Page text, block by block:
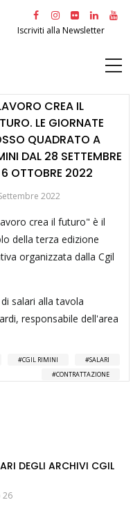
Iscriviti alla Newsletter
CREA IL
LE GIORNATE
QUADRATO A
DAL 28 SETTEMBRE
OTTOBRE 2022
2022
crea il futuro" è il
della terza edizione
organizzata dalla Cgil
salari alla tavola
responsabile dell'area
CGIL RIMINI
SALARI
CONTRATTAZIONE
DEGLI ARCHIVI CGIL
26